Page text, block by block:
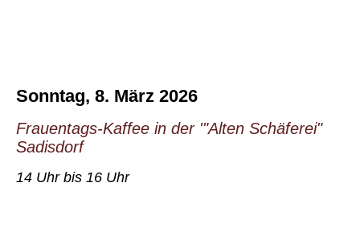
Sonntag, 8. März 2026
Frauentags-Kaffee in der '"Alten Schäferei"
Sadisdorf
14 Uhr bis 16 Uhr